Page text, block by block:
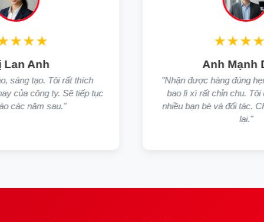
rất thích
Sẽ tiếp tục
★★★★★
Anh Mạnh Dũng
"Nhận được hàng đúng hẹn, sản phẩm
bao lì xì rất chỉn chu. Tôi đã giới thiệu
nhiều bạn bè và đối tác. Chắc chắn sẽ